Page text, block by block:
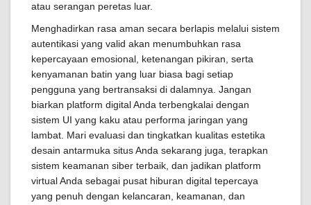
atau serangan peretas luar.
Menghadirkan rasa aman secara berlapis melalui sistem
autentikasi yang valid akan menumbuhkan rasa
kepercayaan emosional, ketenangan pikiran, serta
kenyamanan batin yang luar biasa bagi setiap
pengguna yang bertransaksi di dalamnya. Jangan
biarkan platform digital Anda terbengkalai dengan
sistem UI yang kaku atau performa jaringan yang
lambat. Mari evaluasi dan tingkatkan kualitas estetika
desain antarmuka situs Anda sekarang juga, terapkan
sistem keamanan siber terbaik, dan jadikan platform
virtual Anda sebagai pusat hiburan digital tepercaya
yang penuh dengan kelancaran, keamanan, dan